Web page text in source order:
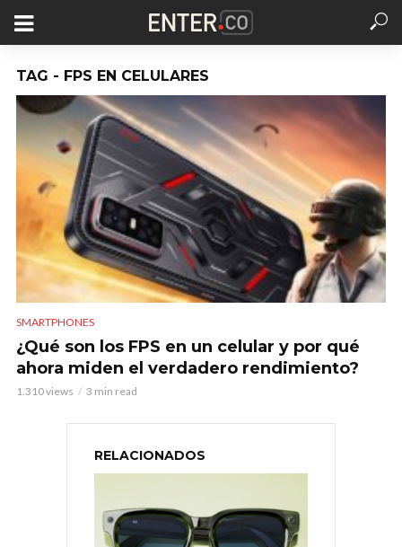
TAG - FPS EN CELULARES
SMARTPHONES
¿Qué son los FPS en un celular y por qué
ahora miden el verdadero rendimiento?
1.310 views 3 min read
RELACIONADOS